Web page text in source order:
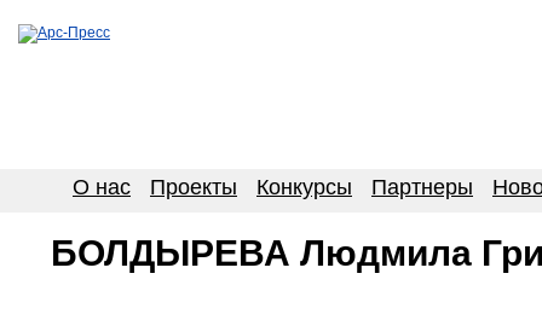
О нас Проекты Конкурсы Партнеры
БОЛДЫРЕВА Людмила